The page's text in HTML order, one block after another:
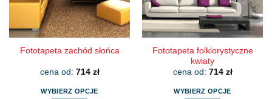
stronie
produktu
stronie
produktu
Fototapeta zachód słońca
cena od: 714 zł
WYBIERZ OPCJE
Fototapeta folklorystyczne
kwiaty
cena od: 714 zł
WYBIERZ OPCJE